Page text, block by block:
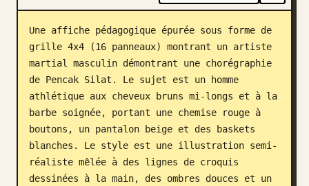
Blog
Mises à jour
Une affiche pédagogique épurée sous forme de
grille 4x4 (16 panneaux) montrant un artiste
martial masculin démontrant une chorégraphie
de Pencak Silat. Le sujet est un homme
athlétique aux cheveux bruns mi-longs et à la
barbe soignée, portant une chemise rouge à
boutons, un pantalon beige et des baskets
blanches. Le style est une illustration semi-
réaliste mêlée à des lignes de croquis
dessinées à la main, des ombres douces et un